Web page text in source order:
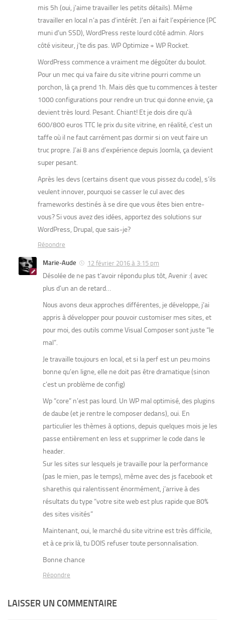
mis 5h (oui, j’aime travailler les petits détails). Même
travailler en local n’a pas d’intérêt. J’en ai fait l’expérience (PC
muni d’un SSD), WordPress reste lourd côté admin. Alors
côté visiteur, j’te dis pas. WP Optimize + WP Rocket.
WordPress commence a vraiment me dégoûter du boulot.
Pour un mec qui va faire du site vitrine pourri comme un
porchon, là ça prend 1h. Mais dès que tu commences à tester
1000 configurations pour rendre un truc qui donne envie, ça
devient très lourd. Pesant. Chiant! Et je dois dire qu’à
600/800 euros TTC le prix du site vitrine, en réalité, c’est un
taffe où il ne faut carrément pas dormir si on veut faire un
truc propre. J’ai 8 ans d’expérience depuis Joomla, ça devient
super pesant.
Après les devs (certains disent que vous pissez du code), s’ils
veulent innover, pourquoi se casser le cul avec des
frameworks destinés à se dire que vous êtes bien entre-
vous? Si vous avez des idées, apportez des solutions sur
WordPress, Drupal, que sais-je?
Répondre
Marie-Aude 12 février 2016 à 3:15 pm
Désolée de ne pas t’avoir répondu plus tôt, Avenir :( avec
plus d’un an de retard…
Nous avons deux approches différentes, je développe, j’ai
appris à développer pour pouvoir customiser mes sites, et
pour moi, des outils comme Visual Composer sont juste “le
mal”.
Je travaille toujours en local, et si la perf est un peu moins
bonne qu’en ligne, elle ne doit pas être dramatique (sinon
c’est un problème de config)
Wp “core” n’est pas lourd. Un WP mal optimisé, des plugins
de daube (et je rentre le composer dedans), oui. En
particulier les thèmes à options, depuis quelques mois je les
passe entièrement en less et supprimer le code dans le
header.
Sur les sites sur lesquels je travaille pour la performance
(pas le mien, pas le temps), même avec des js facebook et
sharethis qui ralentissent énormément, j’arrive à des
résultats du type “votre site web est plus rapide que 80%
des sites visités”
Maintenant, oui, le marché du site vitrine est très difficile,
et à ce prix là, tu DOIS refuser toute personnalisation.
Bonne chance
Répondre
LAISSER UN COMMENTAIRE